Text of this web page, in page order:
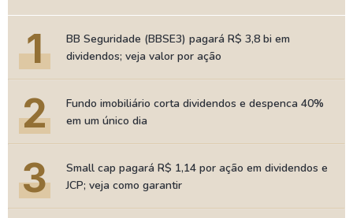
1
BB Seguridade (BBSE3) pagará R$ 3,8 bi em
dividendos; veja valor por ação
2
Fundo imobiliário corta dividendos e despenca 40%
em um único dia
3
Small cap pagará R$ 1,14 por ação em dividendos e
JCP; veja como garantir